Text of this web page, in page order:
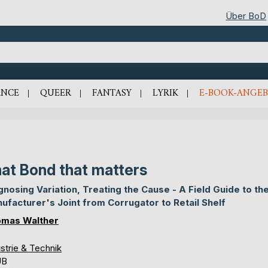
Über BoD
QUEER FANTASY LYRIK E-BOOK-
Bond that matters
Variation, Treating the Cause - A Field Guide to
Joint from Corrugator to Retail Shelf
Walther
& Technik